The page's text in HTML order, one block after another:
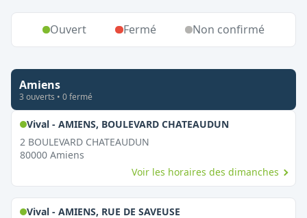
Ouvert Fermé Non confirmé
Amiens
3 ouverts • 0fermé
Vival - AMIENS, BOULEVARD CHATEAUDUN,
2 BOULEVARD CHATEAUDUN
80000 Amiens
Voir les horaires des dimanches
Vival - AMIENS, RUE DE SAVEUSE,